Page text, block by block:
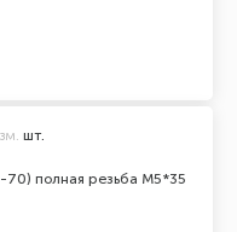
полная резьба М5*35
шт.